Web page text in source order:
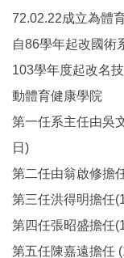
72.02.22成立為體
自86學年起改國術
103學年度起改名
動體育健康學院
第一任系主任由吳
日)
第二任由翁啟修擔
第三任洪得明擔任
第四任張昭盛擔任
第五任陳嘉遠擔任